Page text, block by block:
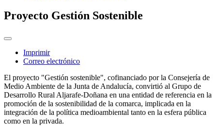
Proyecto Gestión Sostenible
Imprimir
Correo electrónico
El proyecto "Gestión sostenible", cofinanciado por la Consejería de
Medio Ambiente de la Junta de Andalucía, convirtió al Grupo de
Desarrollo Rural Aljarafe-Doñana en una entidad de referencia en la
promoción de la sostenibilidad de la comarca, implicada en la
integración de la política medioambiental tanto en la esfera pública
como en la privada.